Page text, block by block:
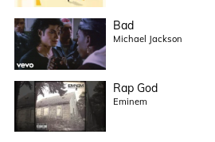
Bad
Michael Jackson
Rap God
Eminem